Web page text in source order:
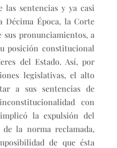
las sentencias y ya casi
Época, la Corte
pronunciamientos, a
posición constitucional
del Estado. Así, por
legislativas, el alto
a sus sentencias de
con
la expulsión del
la norma reclamada,
de que ésta